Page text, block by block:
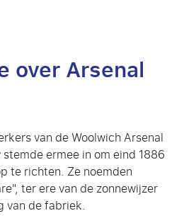
over Arsenal
van de Woolwich Arsenal
ermee in om eind 1886
te richten. Ze noemden
ter ere van de zonnewijzer
van de fabriek.